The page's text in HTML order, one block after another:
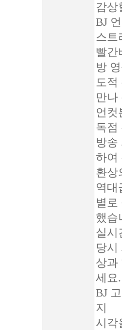
감상
BJ
스트
빨간
방
도
만나
언컷
독점
방송
하여
환상
역대
별로
했습
실시
당시
상과
세요.
BJ
지
시각